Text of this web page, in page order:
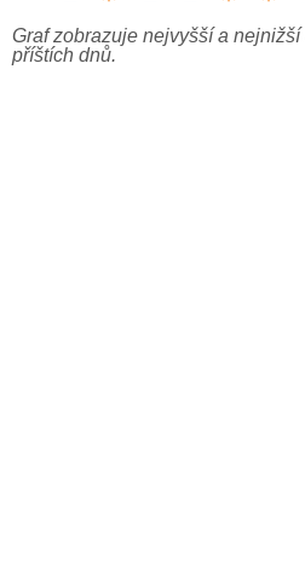
Graf zobrazuje nejvyšší a
příštích dnů.